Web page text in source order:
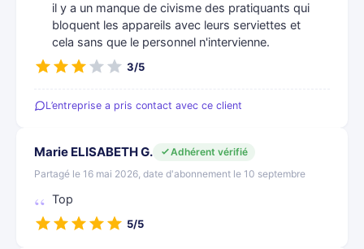
il y a un manque de civisme des pratiquants qui
bloquent les appareils avec leurs serviettes et
cela sans que le personnel n'intervienne.
3/5
L’entreprise a pris contact avec ce client
Marie ELISABETH G.
Adhérent vérifié
Partagé le 16 mai 2026, date d'abonnement le 10 septembre
Top
5/5